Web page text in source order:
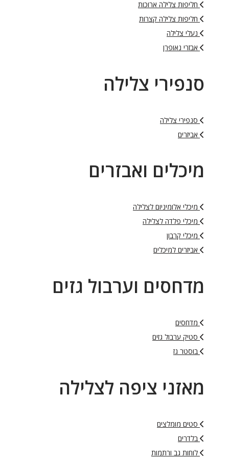
חליפות צלילה ארוכות
חליפות צלילה קצרות
נעלי צלילה
אבזרי נאופרן
סנפירי צלילה
סנפירי צלילה
אביזרים
מיכלים ואבזרים
מיכלי אלומיניום לצלילה
מיכלי פלדה לצלילה
מיכלי קרבון
אביזרים למיכלים
מדחסים וערבול גזים
מדחסים
סטיק ערבול גזים
בוסטר גז
מאזני ציפה לצלילה
סטים מומלצים
בלדרים
לוחות גב ורתמות